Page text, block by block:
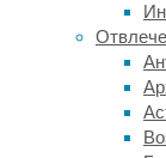
this
task?